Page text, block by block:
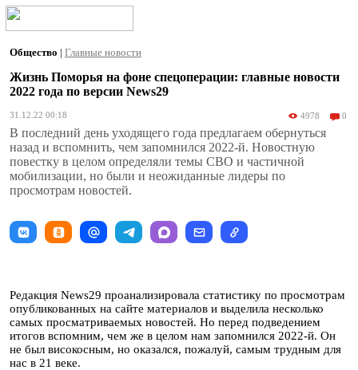
Общество | Главные новости
Жизнь Поморья на фоне спецоперации: главные новости
2022 года по версии News29
31.12.22 00:18 4978 0
В последний день уходящего года предлагаем обернуться
назад и вспомнить, чем запомнился 2022-й. Новостную
повестку в целом определяли темы СВО и частичной
мобилизации, но были и неожиданные лидеры по
просмотрам новостей.
Редакция News29 проанализировала статистику по просмотрам
опубликованных на сайте материалов и выделила несколько
самых просматриваемых новостей. Но перед подведением
итогов вспомним, чем же в целом нам запомнился 2022-й. Он
не был високосным, но оказался, пожалуй, самым трудным для
нас в 21 веке.